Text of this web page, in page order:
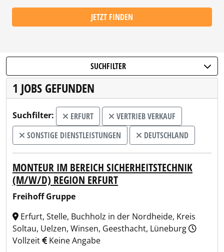
JETZT FINDEN
SUCHFILTER
1 JOBS GEFUNDEN
Suchfilter: ERFURT
VERTRIEB VERKAUF
SONSTIGE DIENSTLEISTUNGEN
DEUTSCHLAND
MONTEUR IM BEREICH SICHERHEITSTECHNIK
(M/W/D) REGION ERFURT
Freihoff Gruppe
Erfurt, Stelle, Buchholz in der Nordheide, Kreis
Soltau, Uelzen, Winsen, Geesthacht, Lüneburg
Vollzeit
Keine Angabe